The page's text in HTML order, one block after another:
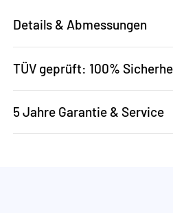
Details & Abmessungen
TÜV geprüft: 100%
5 Jahre Garantie & Service